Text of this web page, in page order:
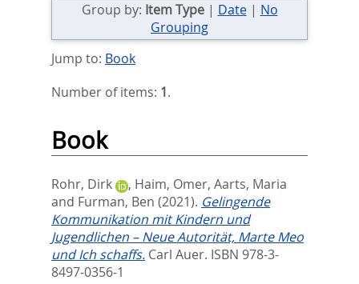
Group by: Item Type| Date| No
Grouping
Jump to: Book
Number of items: 1.
Book
Rohr, Dirk , Haim, Omer, Aarts, Maria
and Furman, Ben (2021). Gelingende
Kommunikation mit Kindern und
Jugendlichen – Neue Autorität, Marte Meo
und Ich schaffs. Carl Auer. ISBN 978-3-
8497-0356-1